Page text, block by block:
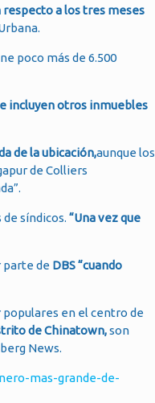
respecto a los tres meses
poco más de 6.500
incluyen otros inmuebles
de la ubicación,aunque los
de Colliers
síndicos. “Una vez que
parte de DBS “cuando
populares en el centro de
de Chinatown,son
News.
mas-grande-de-